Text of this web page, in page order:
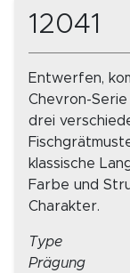
12041
Entwerfen,
Chevron-
drei
klassische
Farbe und
Charakter.
Type
Prägung